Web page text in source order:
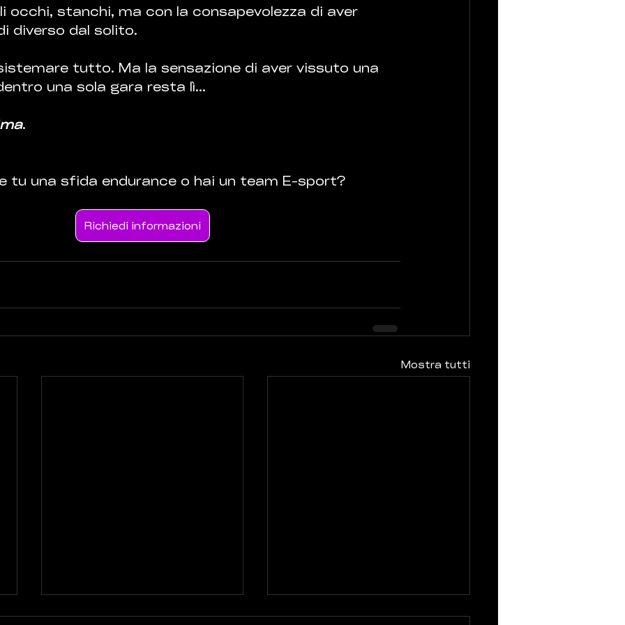
occhi, stanchi, ma con la consapevolezza di aver
diverso dal solito.
tutto. Ma la sensazione di aver vissuto una
una sola gara resta lì...
.
tu una sfida endurance o hai un team E-sport?
Richiedi informazioni
Mostra tutti